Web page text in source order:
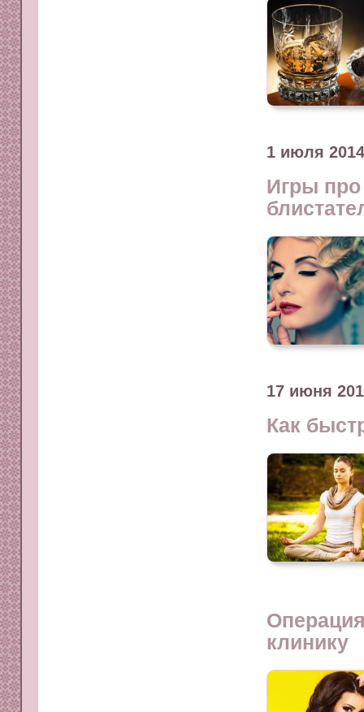
1 июля 2014
Игры про
17 июня
Как
клинику